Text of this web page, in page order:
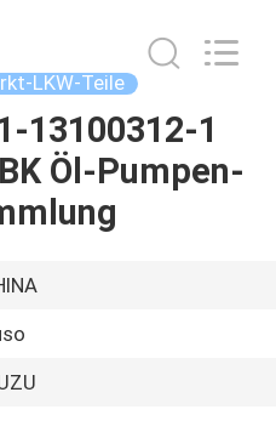
LKW-Teile
13100312-1
Öl-Pumpen-